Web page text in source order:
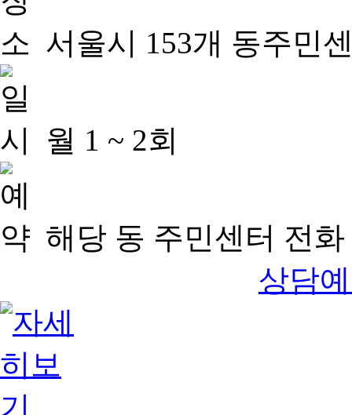
서울시 153개 동주민
월 1 ~ 2회
해당 동 주민센터 전
상담